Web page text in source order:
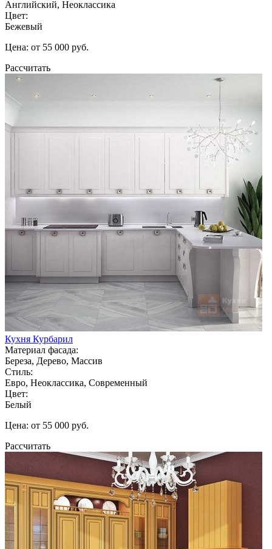
Английский, Неоклассика
Цвет:
Бежевый
Цена: от 55 000 руб.
Рассчитать
Кухня Курбарил
Материал фасада:
Береза, Дерево, Массив
Стиль:
Евро, Неоклассика, Современный
Цвет:
Белый
Цена: от 55 000 руб.
Рассчитать